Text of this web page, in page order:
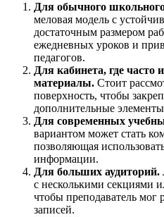
Для обычного
меловая модель с
достаточным размером
ежедневных уроков и
педагогов.
Для кабинета, где часто
материалы. Стоит
поверхность, чтобы
дополнительные
Для современных
вариантом может стать
позволяющая
информации.
Для больших аудиторий.
с несколькими секциями
чтобы преподаватель мог
записей.